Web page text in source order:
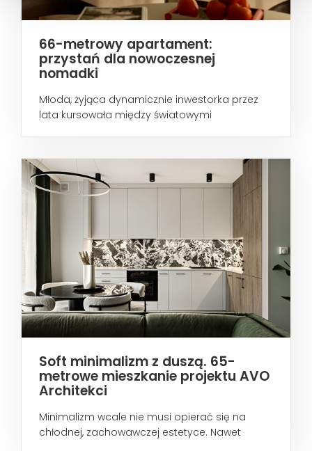
66-metrowy apartament:
przystań dla nowoczesnej
nomadki
Młoda, żyjąca dynamicznie inwestorka przez
lata kursowała między światowymi
Soft minimalizm z duszą. 65-
metrowe mieszkanie projektu AVO
Architekci
Minimalizm wcale nie musi opierać się na
chłodnej, zachowawczej estetyce. Nawet